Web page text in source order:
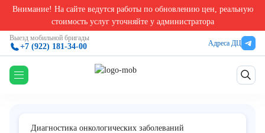
Внимание! На сайте ведутся работы по обновлению цен, реальную
стоимость услуг уточняйте у администратора
Выезд мобильной бригады
+7 (922) 181-34-00 Адреса ДЦ
Анализы на онкологические заболевания Иммунологическое обследование
Иммунологическое обследование при
онкологических заболеваниях
Диагностика онкологических заболеваний